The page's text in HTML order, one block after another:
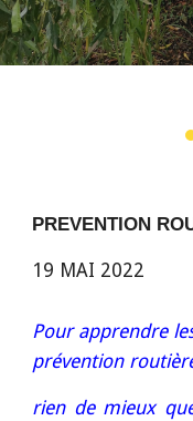
PREVENTION
19 MAI 2022
Pour apprendre
prévention
rien de mieux